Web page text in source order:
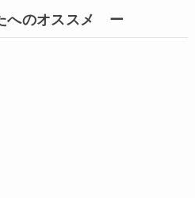
へのオススメ ー